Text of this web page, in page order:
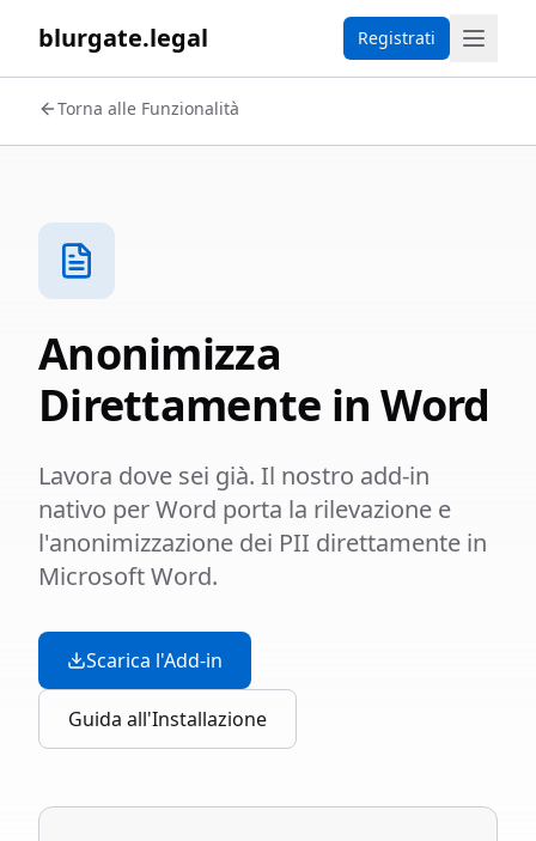
blurgate.legal Registrati
Torna alle Funzionalità
Anonimizza
Direttamente in Word
Lavora dove sei già. Il nostro add-in
nativo per Word porta la rilevazione e
l'anonimizzazione dei PII direttamente in
Microsoft Word.
Scarica l'Add-in
Guida all'Installazione